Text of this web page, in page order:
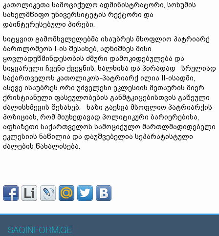
კათოლიკეთა სამოციქულო ადმინისტრატორი, სოხუმის
სახელმწიფო უნივერსიტეტის რექტორი და
დაინტერესებული პირები.
სიტყვით გამომსვლელებმა ისაუბრეს მსოფლიო პატრიარქ
ბართლომეოს I-ის შესახებ, აღნიშნეს მისი
ყოვლადუწმინდესობის ძმური დამოკიდებულება და
სიყვარული ჩვენი ქვეყნის, ხალხისა და პირადად სრულიად
საქართველოს კათოლიკოს-პატრიარქ ილია II-ისადმი,
ასევე ისაუბრეს ორი უძველესი ეკლესიის მეთაურის მიერ
ქრისტიანული ფასეულობების განმტკიცებისთვის გაწეული
ძალისხმევის შესახებ. ხაზი გაესვა მსოფლიო პატრიარქის
პოზიციას, რომ მიუხედავად პოლიტიკური ბარიერებისა,
აფხაზეთი საქართველოს სამოციქულო მართლმადიდებელი
ეკლესიის ნაწილია და დაუშვებელია სეპარატისტული
ძალების წახალისება.
SAQINFORM.GE